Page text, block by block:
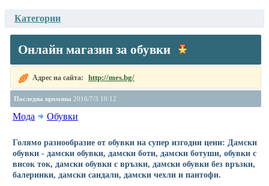
Категории
Онлайн магазин за обувки
Адрес на сайта: http://mes.bg/
Последна промяна 2016/7/3 10:12
Мода Обувки
Голямо разнообразие от обувки на супер изгодни цени: Дамски
обувки - дамски обувки, дамски боти, дамски ботуши, обувки с
висок ток, дамски обувки с връзки, дамски обувки без връзки,
балеринки, дамски сандали, дамски чехли и пантофи.